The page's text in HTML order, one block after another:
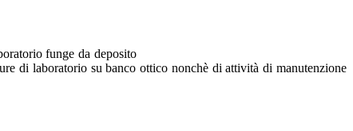
funge da deposito
di laboratorio su banco ottico nonchè di attività di manutenzione